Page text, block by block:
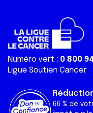
Numéro vert : 0 800
Ligue Soutien Cancer
66 % de